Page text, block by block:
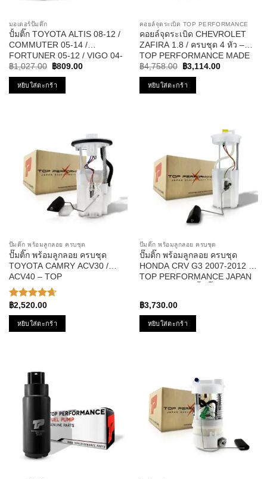
มอเตอร์ปั๊มติ๊ก
ปั้มติ๊ก TOYOTA ALTIS 08-12 /
COMMUTER 05-14 /
FORTUNER 05-12 / VIGO 04-
11 / VIOS 08-10 / YARIS 06-10
12V รหัส TPFT-002 – TOP
PERFORMANCE JAPAN
฿1,027.00
Original
was:
฿1,027.00.
฿809.00Current
หยิบใส่ตะกร้า
คอยล์จุดระเบิด TOP PERFORMANCE
คอยล์จุดระเบิด CHEVROLET
ZAFIRA 1.8 / ครบชุด 4 หัว –
TOP PERFORMANCE MADE
IN JAPAN – TPCC-213 – คอยล์
หัวเทียน ซาฟิร่า
฿4,758.00
Original
was:
฿4,758.00.
฿3,114.00Current
หยิบใส่ตะกร้า
ปั๊มติ๊ก พร้อมลูกลอย ครบชุด
ปั๊มติ๊ก พร้อมลูกลอย ครบชุด
TOYOTA CAMRY ACV30 /
ACV40 – TOP
PERFORMANCE JAPAN –
TPFT-993 – ปั้มติ๊ก โตโยต้า
แคมรี่
ให้คะแนน
4.67ตั้งแต่
1-5
คะแนน
฿2,520.00
หยิบใส่ตะกร้า
ปั๊มติ๊ก พร้อมลูกลอย ครบชุด
ปั๊มติ๊ก พร้อมลูกลอย ครบชุด
HONDA CRV G3 2007-2012 –
TOP PERFORMANCE JAPAN
฿3,730.00
หยิบใส่ตะกร้า